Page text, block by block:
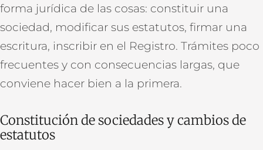
forma jurídica de las cosas: constituir una
sociedad, modificar sus estatutos, firmar una
escritura, inscribir en el Registro. Trámites poco
frecuentes y con consecuencias largas, que
conviene hacer bien a la primera.
Constitución de sociedades y cambios de
estatutos